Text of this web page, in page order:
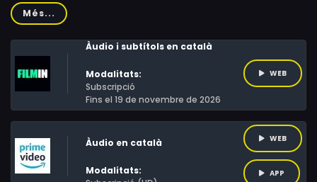
un poble remot. Mentre que la policia no sap per on
començar a investigar, cinc persones semblen estar
lligades a la desaparició. I cadascuna d'aquestes
Més...
Àudio i subtítols en català
Modalitats:
Subscripció
Fins el 19 de novembre de 2026
WEB
Àudio en català
Modalitats:
WEB
APP